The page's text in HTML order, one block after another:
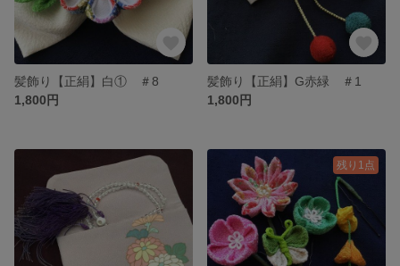
髪飾り【正絹】白① ＃8
1,800円
髪飾り【正絹】G赤緑 ＃1
1,800円
残り1点